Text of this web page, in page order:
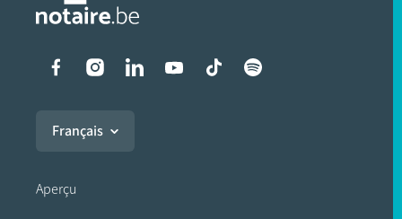
Liens vers les réseaux
Français
Aperçu